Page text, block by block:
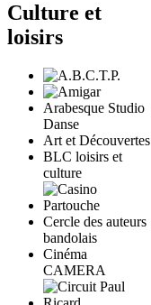
Culture et
loisirs
Arabesque Studio
Danse
Art et Découvertes
BLC loisirs et
culture
Cercle des auteurs
bandolais
Cinéma
CAMERA